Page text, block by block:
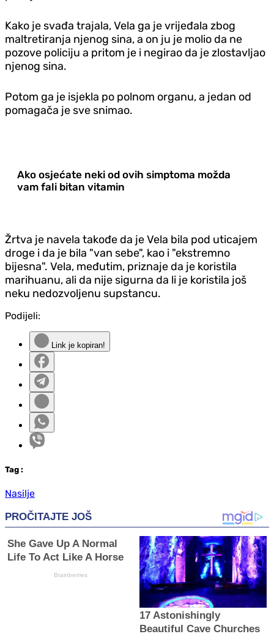
Kako je svađa trajala, Vela ga je vrijeđala zbog
maltretiranja njenog sina, a on ju je molio da ne
pozove policiju a pritom je i negirao da je zlostavljao
njenog sina.
Potom ga je isjekla po polnom organu, a jedan od
pomagača je sve snimao.
Ako osjećate neki od ovih simptoma možda
vam fali bitan vitamin
Žrtva je navela takođe da je Vela bila pod uticajem
droge i da je bila "van sebe", kao i "ekstremno
bijesna". Vela, međutim, priznaje da je koristila
marihuanu, ali da nije sigurna da li je koristila još
neku nedozvoljenu supstancu.
Podijeli:
Link je kopiran!
Tag :
Nasilje